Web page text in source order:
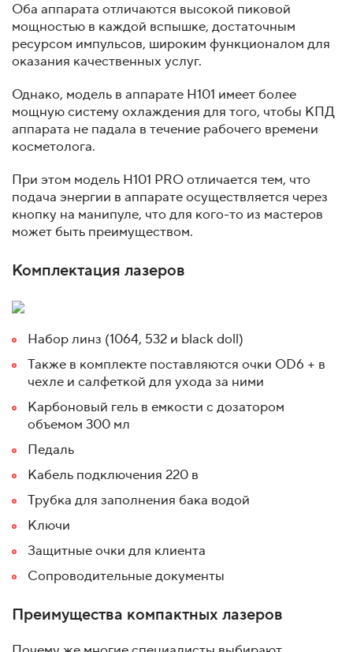
Оба аппарата отличаются высокой пиковой
мощностью в каждой вспышке, достаточным
ресурсом импульсов, широким функционалом для
оказания качественных услуг.
Однако, модель в аппарате H101 имеет более
мощную систему охлаждения для того, чтобы КПД
аппарата не падала в течение рабочего времени
косметолога.
При этом модель H101 PRO отличается тем, что
подача энергии в аппарате осуществляется через
кнопку на манипуле, что для кого-то из мастеров
может быть преимуществом.
Комплектация лазеров
Набор линз (1064, 532 и black doll)
Также в комплекте поставляются очки ОD6 + в
чехле и салфеткой для ухода за ними
Карбоновый гель в емкости с дозатором
объемом 300 мл
Педаль
Кабель подключения 220 в
Трубка для заполнения бака водой
Ключи
Защитные очки для клиента
Сопроводительные документы
Преимущества компактных лазеров